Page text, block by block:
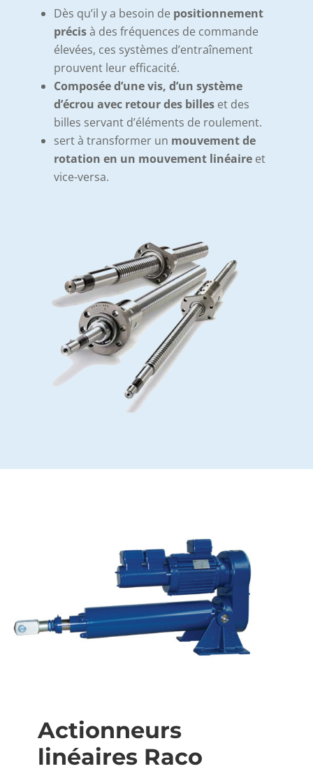
Dès qu’il y a besoin de positionnement
précisà des fréquences de commande
élevées, ces systèmes d’entraînement
prouvent leur efficacité.
Composée d’une vis, d’un système
d’écrou avec retour des billeset des
billes servant d’éléments de roulement.
sert à transformer un mouvement de
rotation en un mouvement linéaireet
vice-versa.
Actionneurs
linéaires Raco